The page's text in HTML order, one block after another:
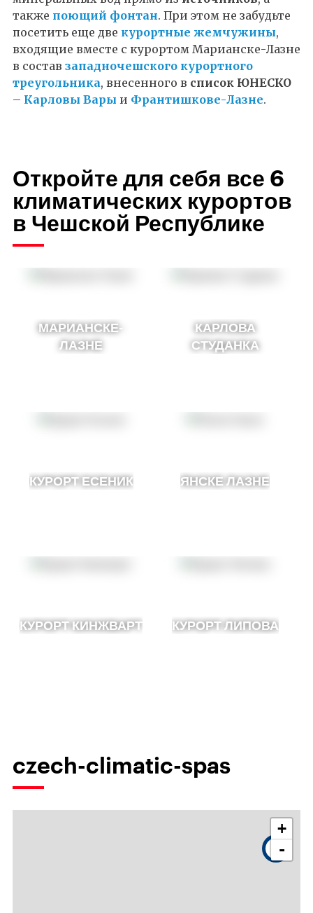
также поющий фонтан. При этом не забудьте
посетить еще две курортные жемчужины,
входящие вместе с курортом Марианске-Лазне
в состав западночешского курортного
треугольника, внесенного в список ЮНЕСКО
– Карловы Вары и Франтишкове-Лазне.
Откройте для себя все 6
климатических курортов
в Чешской Республике
МАРИАНСКЕ-
ЛАЗНЕ
КАРЛОВА
СТУДАНКА
КУРОРТ ЕСЕНИК ЯНСКЕ ЛАЗНЕ
КУРОРТ КИНЖВАРТ КУРОРТ ЛИПОВА
czech-climatic-spas
+
-